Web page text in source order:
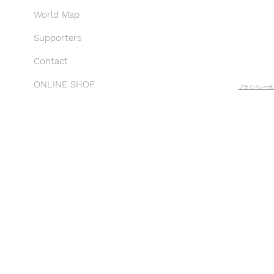
World Map
Supporters
Contact
ONLINE SHOP プライバシー